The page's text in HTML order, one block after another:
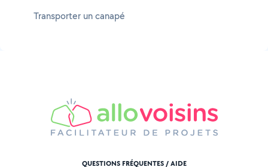
Transporter un canapé
QUESTIONS FRÉQUENTES / AIDE